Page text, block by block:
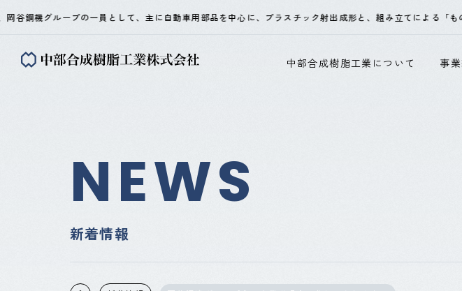
グループの一員として、主に自動車用部品を中心に、プラスチック射出成形と、組み立てによる「ものつ
中部合成樹脂工業について 事
NEWS
新着情報